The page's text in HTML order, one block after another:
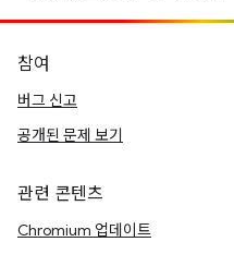
참여
버그 신고
공개된 문제 보기
관련 콘텐츠
Chromium 업데이트